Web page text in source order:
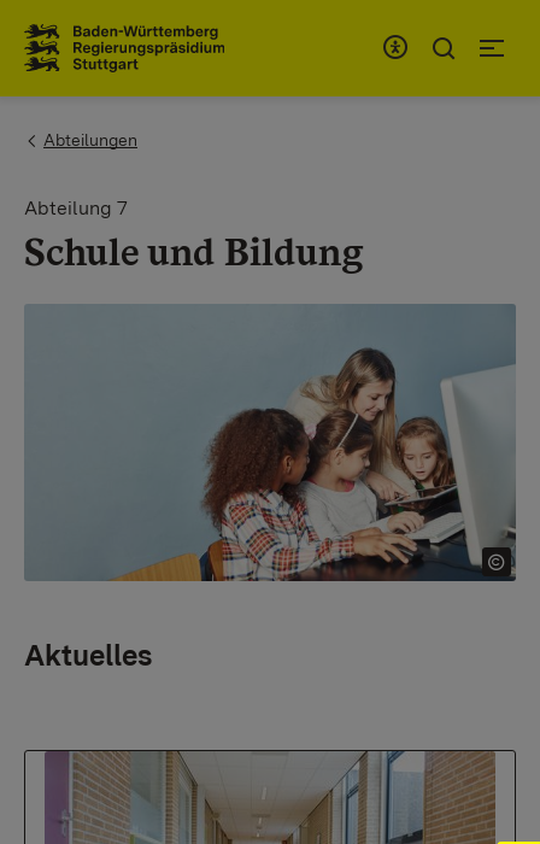
You are here:
Abteilungen
Abteilung 7
Schule und Bildung
Aktuelles